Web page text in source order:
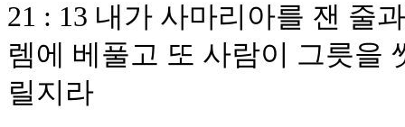
21 : 13 내가 사마리아를 잰 줄
렘에 베풀고 또 사람이 그릇을
릴지라